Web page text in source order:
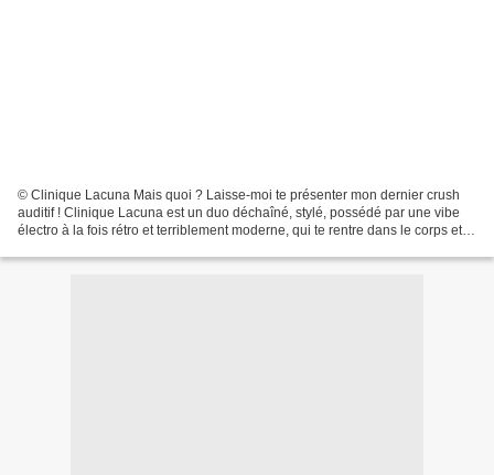
© Clinique Lacuna Mais quoi ? Laisse-moi te présenter mon dernier crush
auditif ! Clinique Lacuna est un duo déchaîné, stylé, possédé par une vibe
électro à la fois rétro et terriblement moderne, qui te rentre dans le corps et te